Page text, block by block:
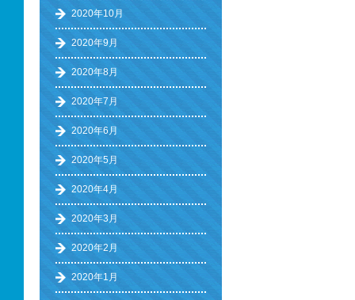
2020年10月
2020年9月
2020年8月
2020年7月
2020年6月
2020年5月
2020年4月
2020年3月
2020年2月
2020年1月